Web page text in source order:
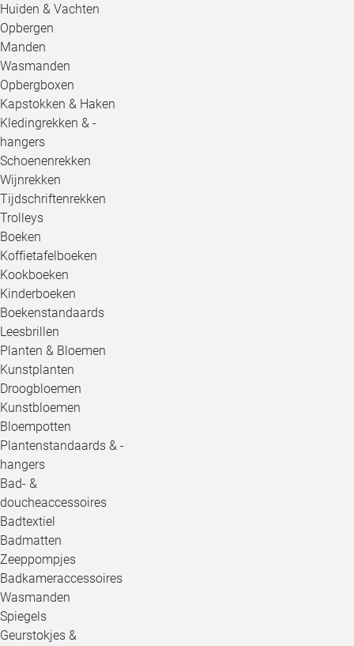
Huiden & Vachten
Opbergen
Manden
Wasmanden
Opbergboxen
Kapstokken & Haken
Kledingrekken & -
hangers
Schoenenrekken
Wijnrekken
Tijdschriftenrekken
Trolleys
Boeken
Koffietafelboeken
Kookboeken
Kinderboeken
Boekenstandaards
Leesbrillen
Planten & Bloemen
Kunstplanten
Droogbloemen
Kunstbloemen
Bloempotten
Plantenstandaards & -
hangers
Bad- &
doucheaccessoires
Badtextiel
Badmatten
Zeeppompjes
Badkameraccessoires
Wasmanden
Spiegels
Geurstokjes &